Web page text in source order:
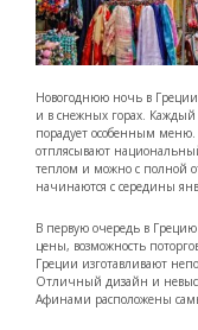
Новогоднюю ночь в Греции
и в снежных горах. Каждый
порадует особенным меню.
отплясывают
теплом и можно с полной
начинаются с середины
В первую очередь в
цены, возможность
Греции изготавливают
Отличный дизайн и
Афинами расположены